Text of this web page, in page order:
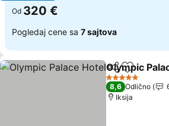
Od 320 €
Pogledaj cene sa 7 sajtova
Deli Dodati u
Olympic
5 Zvezdice
8,6 Odlično
Iksija